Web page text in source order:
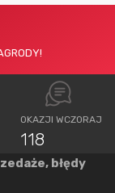
OKAZJI WCZORAJ
118
błędy